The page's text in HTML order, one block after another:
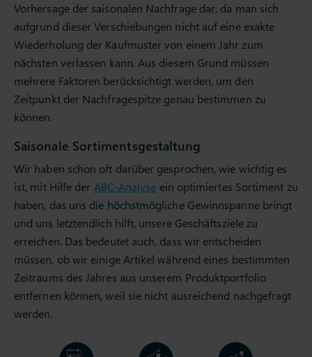
Vorhersage der saisonalen Nachfrage dar, da man sich
aufgrund dieser Verschiebungen nicht auf eine exakte
Wiederholung der Kaufmuster von einem Jahr zum
nächsten verlassen kann. Aus diesem Grund müssen
mehrere Faktoren berücksichtigt werden, um den
Zeitpunkt der Nachfragespitze genau bestimmen zu
können.
Saisonale Sortimentsgestaltung
Wir haben schon oft darüber gesprochen, wie wichtig es
ist, mit Hilfe der ABC-Analyse ein optimiertes Sortiment zu
haben, das uns die höchstmögliche Gewinnspanne bringt
und uns letztendlich hilft, unsere Geschäftsziele zu
erreichen. Das bedeutet auch, dass wir entscheiden
müssen, ob wir einige Artikel während eines bestimmten
Zeitraums des Jahres aus unserem Produktportfolio
entfernen können, weil sie nicht ausreichend nachgefragt
werden.